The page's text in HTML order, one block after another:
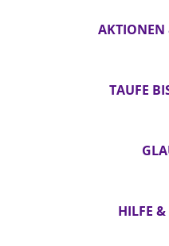
AKTIONEN
TAUFE
HILFE &